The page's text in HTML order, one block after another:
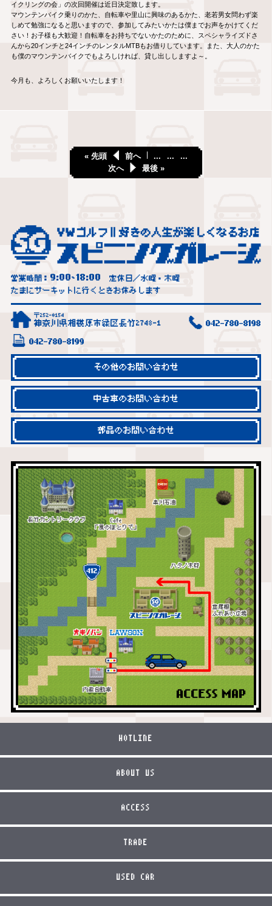
イクリングの会」の次回開催は近日決定致します。
マウンテンバイク乗りのかた、自転車や里山に興味のあるかた、老若男女問わず楽
しめて勉強になると思いますので、参加してみたいかたは僕までお声をかけてくだ
さい！お子様も大歓迎！自転車をお持ちでないかたのために、スペシャライズドさ
んから20インチと24インチのレンタルMTBもお借りしています。また、大人のかた
も僕のマウンテンバイクでもよろしければ、貸し出ししますよ～。
今月も、よろしくお願いいたします！
« 先頭 前へ ... ...
...
次へ
最後 »
営業時間： 9:00~18:00
定休日／水曜・木曜
たまにサーキットに行くときお休みします
〒252-0154
神奈川県相模原市緑区長竹2748-1 042-780-8198
042-780-8199
その他のお問い合わせ
中古車のお問い合わせ
部品のお問い合わせ
HOTLINE
ABOUT US
ACCESS
TRADE
USED CAR